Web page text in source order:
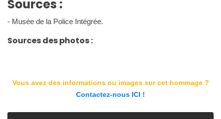
Sources :
- Musée de la Police Intégrée.
Sources des photos :
Vous avez des informations ou images sur cet hommage ?
Contactez-nous ICI !